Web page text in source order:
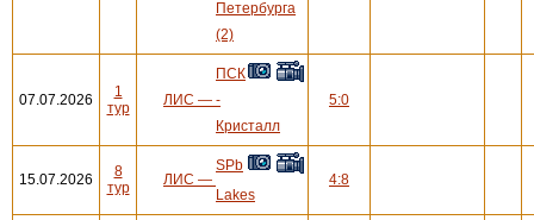
Петербурга
(2)
07.07.2026
1
тур
ЛИС —
ПСК
-
Кристалл
5:0
15.07.2026
8
тур
ЛИС —
SPb
Lakes
4:8